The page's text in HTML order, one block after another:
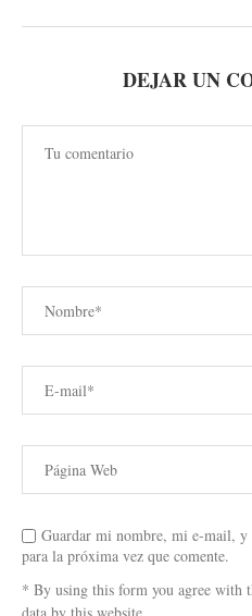
DEJAR UN
Guardar mi nombre, mi e-mail, y
para la próxima vez que comente.
* By using this form you agree with